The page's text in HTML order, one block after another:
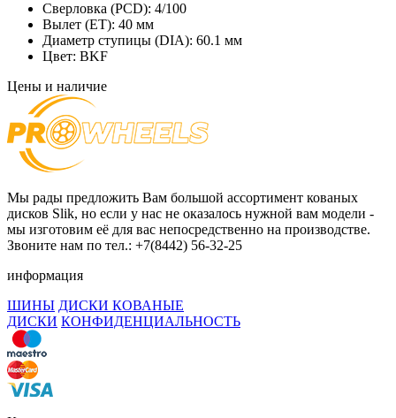
Сверловка (PCD): 4/100
Вылет (ET): 40 мм
Диаметр ступицы (DIA): 60.1 мм
Цвет: BKF
Цены и наличие
Мы рады предложить Вам большой ассортимент кованых
дисков Slik, но если у нас не оказалось нужной вам модели -
мы изготовим её для вас непосредственно на производстве.
Звоните нам по тел.: +7(8442) 56-32-25
информация
ШИНЫ ДИСКИ КОВАНЫЕ
ДИСКИ КОНФИДЕНЦИАЛЬНОСТЬ